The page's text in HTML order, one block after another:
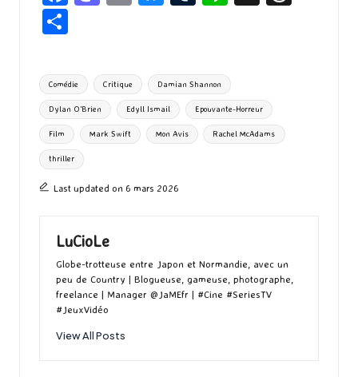
o
o
k
d
o
n
l
ky bl
r
ta
g
er
Tags:
Comédie Critique Damian Shannon
Dylan O'Brien Edyll Ismail Epouvante-Horreur
Film Mark Swift Mon Avis Rachel McAdams
thriller
Last updated on 6 mars 2026
LuCioLe
Globe-trotteuse entre Japon et Normandie, avec un
peu de Country | Blogueuse, gameuse, photographe,
freelance | Manager @JaMEfr | #Cine #SeriesTV
#JeuxVidéo
View All Posts